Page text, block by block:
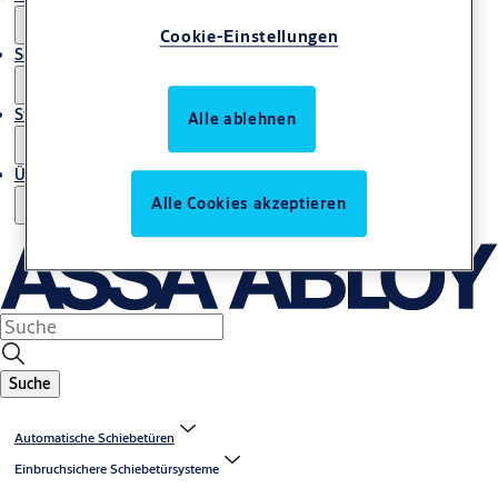
Service und Dienstleistungen
Storys
Über uns
Suche
Automatische Schiebetüren
Einbruchsichere Schiebetürsysteme
Cookie-Einstellungen
Alle ablehnen
Alle Cookies akzeptieren